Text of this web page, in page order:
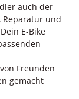
auch der
Reparatur und
E-Bike
Freunden
gemacht